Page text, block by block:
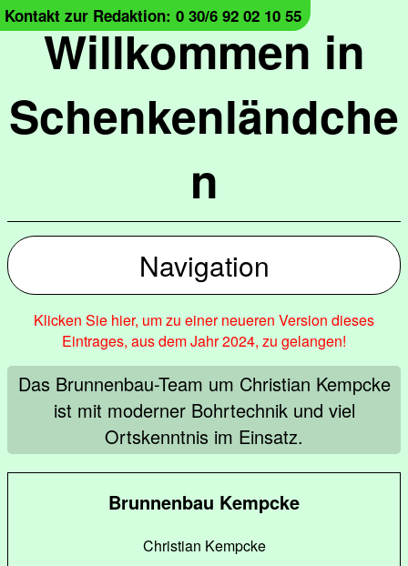
Willkommen in
Schenkenländche
n
Kontakt zur Redaktion: 0 30/6 92 02 10 55
Navigation
Klicken Sie hier, um zu einer neueren Version dieses
Eintrages, aus dem Jahr 2024, zu gelangen!
Das Brunnenbau-Team um Christian Kempcke
ist mit moderner Bohrtechnik und viel
Ortskenntnis im Einsatz.
Brunnenbau Kempcke
Christian Kempcke